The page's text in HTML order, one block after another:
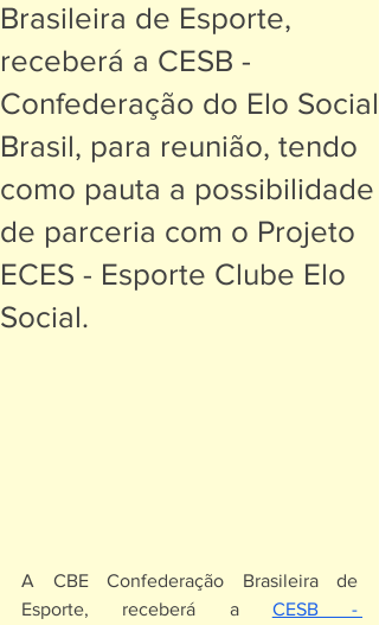
Brasileira de Esporte,
receberá a CESB -
Confederação do Elo Social
Brasil, para reunião, tendo
como pauta a possibilidade
de parceria com o Projeto
ECES - Esporte Clube Elo
Social.
A CBE Confederação Brasileira de
Esporte, receberá a CESB -